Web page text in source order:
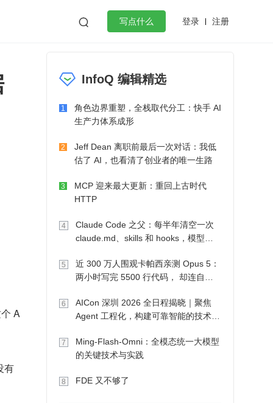
 写点什么 登录 注册
微服务架构 flutter
A
有
InfoQ 编辑精选
1
角色边界重塑，全栈取代分工：快手 AI
生产力体系成形
2
Jeff Dean 离职前最后一次对话：我低
估了 AI，也看清了创业者的唯一生路
3
MCP 迎来最大更新：重回上古时代
HTTP
4
Claude Code 之父：每半年清空一次
claude.md、skills 和 hooks，模型自
5
近 300 万人围观卡帕西亲测 Opus 5：
两小时写完 5500 行代码， 却连自己
6
AICon 深圳 2026 全日程揭晓｜聚焦
Agent 工程化，构建可靠智能的技术路
7
Ming-Flash-Omni：全模态统一大模型
的关键技术与实践
8 FDE 又不够了